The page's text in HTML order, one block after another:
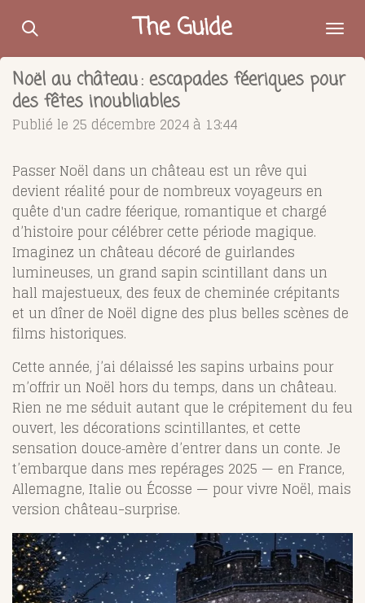
Passer
contenu
principal
The Guide
Noël au château : escapades féeriques pour
des fêtes inoubliables
Publié le 25 décembre 2024 à 13:44
Passer Noël dans un château est un rêve qui
devient réalité pour de nombreux voyageurs en
quête d'un cadre féerique, romantique et chargé
d’histoire pour célébrer cette période magique.
Imaginez un château décoré de guirlandes
lumineuses, un grand sapin scintillant dans un
hall majestueux, des feux de cheminée crépitants
et un dîner de Noël digne des plus belles scènes de
films historiques.
Cette année, j’ai délaissé les sapins urbains pour
m’offrir un Noël hors du temps, dans un château.
Rien ne me séduit autant que le crépitement du feu
ouvert, les décorations scintillantes, et cette
sensation douce‑amère d’entrer dans un conte. Je
t’embarque dans mes repérages 2025 — en France,
Allemagne, Italie ou Écosse — pour vivre Noël, mais
version château-surprise.